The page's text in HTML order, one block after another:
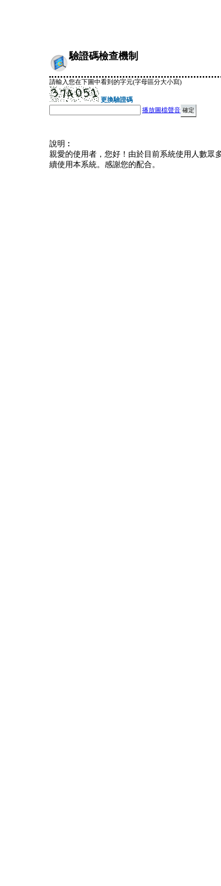
驗證碼檢查機制
請輸入您在下圖中看到的字元(字母區分大小寫)
更換驗證碼
播放圖檔聲音
說明︰
親愛的使用者，您好！由於目前系統使用人數眾
續使用本系統。感謝您的配合。